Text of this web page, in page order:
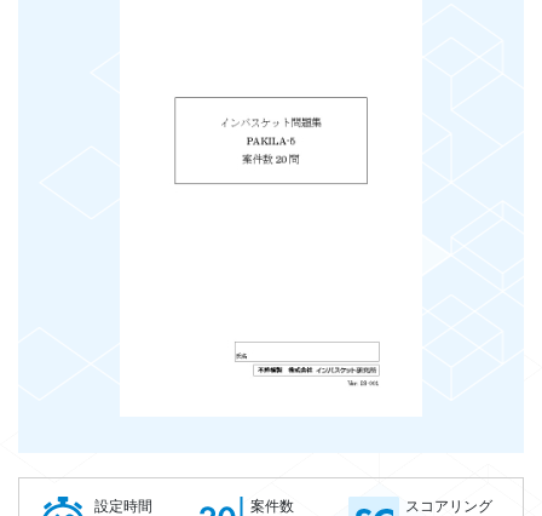
設定時間 案件数 スコアリング